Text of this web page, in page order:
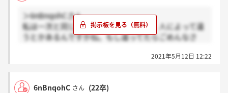
＞6nBnqohCさん
私は一次と同じ会場だったんですけど、人によって違
うとかあるんですかね。もし違ってたらごめんなさ
2021年5月12日 12:22
6nBnqohC さん (22卒)